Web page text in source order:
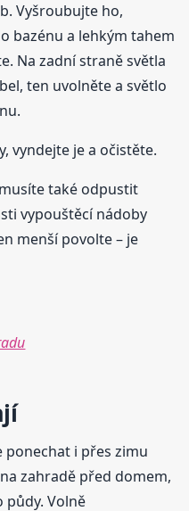
Vyšroubujte ho,
bazénu a lehkým tahem
Na zadní straně světla
ten uvolněte a světlo
vyndejte je a očistěte.
také odpustit
vypouštěcí nádoby
menší povolte – je
ponechat i přes zimu
zahradě před domem,
půdy. Volně